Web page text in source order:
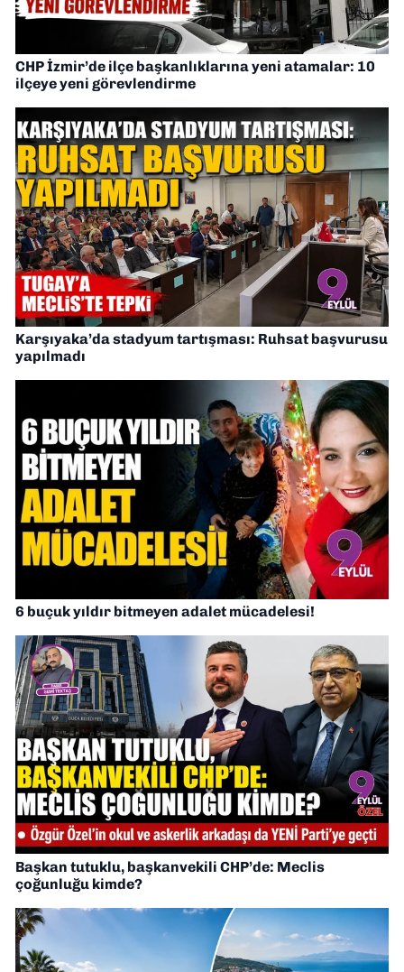
CHP İzmir’de ilçe başkanlıklarına yeni atamalar: 10
ilçeye yeni görevlendirme
Karşıyaka’da stadyum tartışması: Ruhsat başvurusu
yapılmadı
6 buçuk yıldır bitmeyen adalet mücadelesi!
Başkan tutuklu, başkanvekili CHP’de: Meclis
çoğunluğu kimde?